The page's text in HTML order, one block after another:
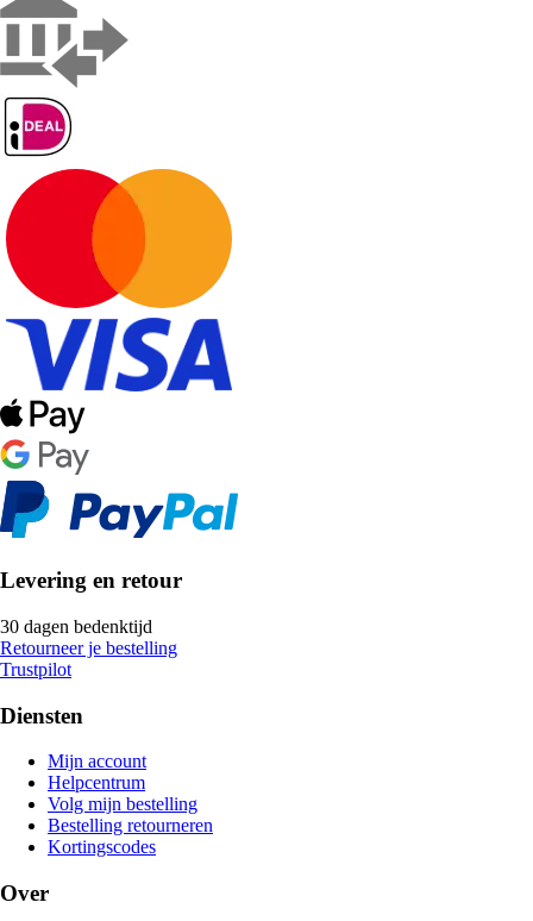
Levering en retour
30 dagen bedenktijd
Retourneer je bestelling
Trustpilot
Diensten
Mijn account
Helpcentrum
Volg mijn bestelling
Bestelling retourneren
Kortingscodes
Over